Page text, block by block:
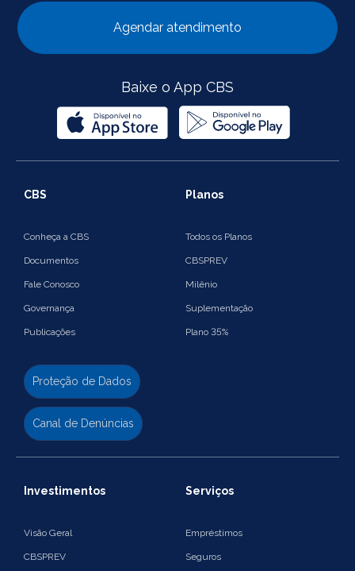
Agendar atendimento
Baixe o App CBS
CBS
Conheça a CBS
Documentos
Fale Conosco
Governança
Publicações
Proteção de Dados
Canal de Denúncias
Planos
Todos os Planos
CBSPREV
Milênio
Suplementação
Plano 35%
Investimentos
Visão Geral
CBSPREV
Serviços
Empréstimos
Seguros